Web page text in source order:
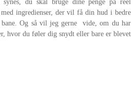
synes, du skal bruge dine penge på reel
ingredienser, der vil få din hud i bedre
bane. Og så vil jeg gerne vide, om du har
hvor du føler dig snydt eller bare er blevet